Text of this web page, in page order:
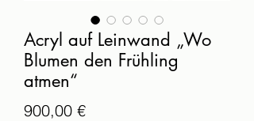
Acryl auf Leinwand „Wo
Blumen den Frühling
atmen“
900,00 €Preis